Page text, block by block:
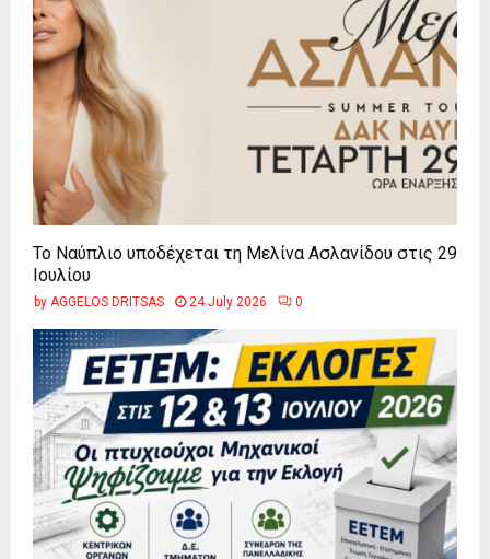
Το Ναύπλιο υποδέχεται τη Μελίνα Ασλανίδου στις 29
Ιουλίου
by AGGELOS DRITSAS 24 July 2026 0